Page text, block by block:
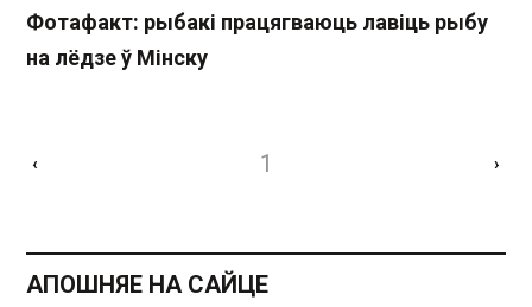
Фотафакт: рыбакі працягваюць лавіць рыбу
на лёдзе ў Мінску
‹ 1 ›
АПОШНЯЕ НА САЙЦЕ